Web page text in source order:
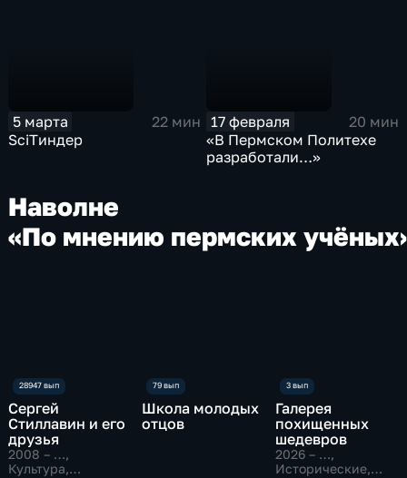
5 марта
22 мин
SciTиндер
17 февраля
20 мин
«В Пермском Политехе
разработали…»
Наволне
«По мнению пермских
Сергей
Стиллавин и его
друзья
2008 – …,
Культура,
Школа молодых
отцов
Галерея
похищенных
шедевров
2026 – …,
Исторические,